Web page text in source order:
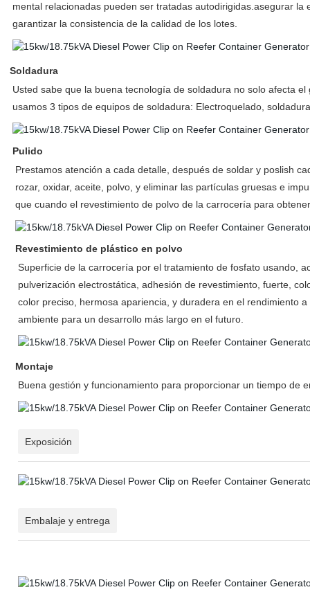
mental relacionadas pueden ser tratadas autodirigidas.asegurar
garantizar la consistencia de la calidad de los lotes.
Soldadura
Usted sabe que la buena tecnología de soldadura no solo afecta
usamos 3 tipos de equipos de soldadura: Electroquelado,
Pulido
Prestamos atención a cada detalle, después de soldar y poslish
rozar, oxidar, aceite, polvo, y eliminar las partículas gruesas e
que cuando el revestimiento de polvo de la carrocería para
Revestimiento de plástico en polvo
Superficie de la carrocería por el tratamiento de fosfato usando,
pulverización electrostática, adhesión de revestimiento, fuerte,
color preciso, hermosa apariencia, y duradera en el rendimiento
ambiente para un desarrollo más largo en el futuro.
Montaje
Buena gestión y funcionamiento para proporcionar un tiempo de
Exposición
Embalaje y entrega